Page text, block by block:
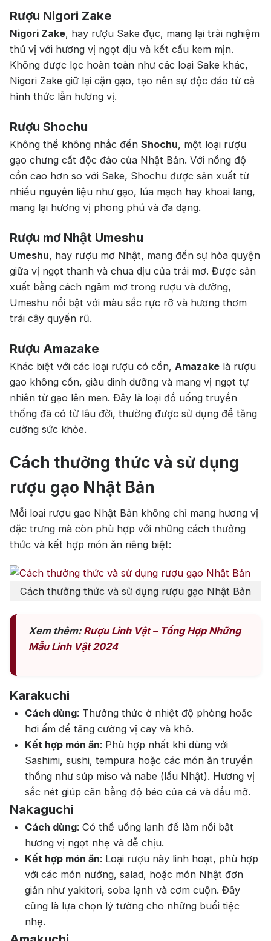
Rượu Nigori Zake
Nigori Zake, hay rượu Sake đục, mang lại trải nghiệm
thú vị với hương vị ngọt dịu và kết cấu kem mịn.
Không được lọc hoàn toàn như các loại Sake khác,
Nigori Zake giữ lại cặn gạo, tạo nên sự độc đáo từ cả
hình thức lẫn hương vị.
Rượu Shochu
Không thể không nhắc đếnShochu, một loại rượu
gạo chưng cất độc đáo của Nhật Bản. Với nồng độ
cồn cao hơn so với Sake, Shochu được sản xuất từ
nhiều nguyên liệu như gạo, lúa mạch hay khoai lang,
mang lại hương vị phong phú và đa dạng.
Rượu mơ Nhật Umeshu
Umeshu, hay rượu mơ Nhật, mang đến sự hòa quyện
giữa vị ngọt thanh và chua dịu của trái mơ. Được sản
xuất bằng cách ngâm mơ trong rượu và đường,
Umeshu nổi bật với màu sắc rực rỡ và hương thơm
trái cây quyến rũ.
Rượu Amazake
Khác biệt với các loại rượu có cồn,Amazake là rượu
gạo không cồn, giàu dinh dưỡng và mang vị ngọt tự
nhiên từ gạo lên men. Đây là loại đồ uống truyền
thống đã có từ lâu đời, thường được sử dụng để tăng
cường sức khỏe.
Cách thưởng thức và sử dụng
rượu gạo Nhật Bản
Mỗi loại rượu gạo Nhật Bản không chỉ mang hương vị
đặc trưng mà còn phù hợp với những cách thưởng
thức và kết hợp món ăn riêng biệt:
Cách thưởng thức và sử dụng rượu gạo Nhật Bản
Xem thêm: Rượu Linh Vật – Tổng Hợp Những
Mẫu Linh Vật 2024
Karakuchi
Cách dùng: Thưởng thức ở nhiệt độ phòng hoặc
hơi ấm để tăng cường vị cay và khô.
Kết hợp món ăn: Phù hợp nhất khi dùng với
Sashimi, sushi, tempura hoặc các món ăn truyền
thống như súp miso và nabe (lẩu Nhật). Hương vị
sắc nét giúp cân bằng độ béo của cá và dầu mỡ.
Nakaguchi
Cách dùng: Có thể uống lạnh để làm nổi bật
hương vị ngọt nhẹ và dễ chịu.
Kết hợp món ăn: Loại rượu này linh hoạt, phù hợp
với các món nướng, salad, hoặc món Nhật đơn
giản như yakitori, soba lạnh và cơm cuộn. Đây
cũng là lựa chọn lý tưởng cho những buổi tiệc
nhẹ.